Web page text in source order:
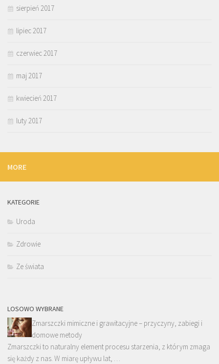
sierpień 2017
lipiec 2017
czerwiec 2017
maj 2017
kwiecień 2017
luty 2017
MORE
KATEGORIE
Uroda
Zdrowie
Ze świata
LOSOWO WYBRANE
Zmarszczki mimiczne i grawitacyjne – przyczyny, zabiegi i
domowe metody
Zmarszczki to naturalny element procesu starzenia, z którym zmaga
się każdy z nas. W miarę upływu lat, …